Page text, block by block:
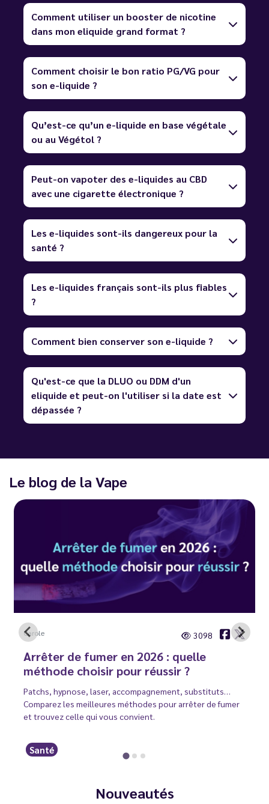
Comment utiliser un booster de nicotine
dans mon eliquide grand format ?
Comment choisir le bon ratio PG/VG pour
son e-liquide ?
Qu’est-ce qu’un e-liquide en base végétale
ou au Végétol ?
Peut-on vapoter des e-liquides au CBD
avec une cigarette électronique ?
Les e-liquides sont-ils dangereux pour la
santé ?
Les e-liquides français sont-ils plus fiables
?
Comment bien conserver son e-liquide ?
Qu'est-ce que la DLUO ou DDM d'un
eliquide et peut-on l'utiliser si la date est
dépassée ?
Le blog de la Vape
Carole 3098
Arrêter de fumer en 2026 : quelle
méthode choisir pour réussir ?
Patchs, hypnose, laser, accompagnement, substituts…
Comparez les meilleures méthodes pour arrêter de fumer
et trouvez celle qui vous convient.
Santé
Nouveautés